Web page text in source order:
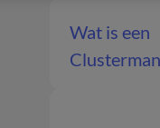
Wat is een